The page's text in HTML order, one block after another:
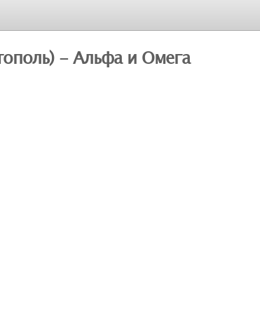
- Альфа и Омега